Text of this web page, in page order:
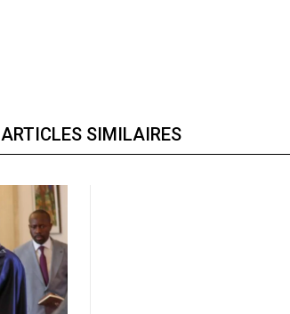
ARTICLES SIMILAIRES